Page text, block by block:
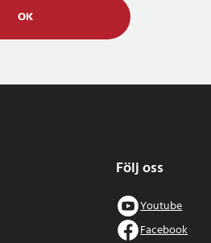
OK
Följ oss
Youtube
Facebook